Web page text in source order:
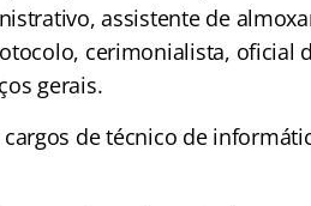
assistente de
cerimonialista, oficial
gerais.
de técnico de